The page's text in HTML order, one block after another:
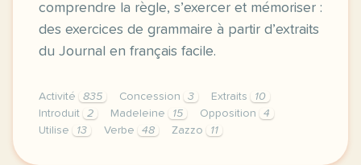
comprendre la règle, s’exercer et mémoriser :
des exercices de grammaire à partir d’extraits
du Journal en français facile.
Activité 835 Concession 3 Extraits
10
Introduit
2 Madeleine 15 Opposition
4
Utilise
13 Verbe 48 Zazzo 11
exercice b2 l opposition et la concession faire du